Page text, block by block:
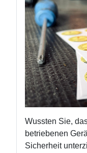
Wussten Sie,
betriebenen
Sicherheit